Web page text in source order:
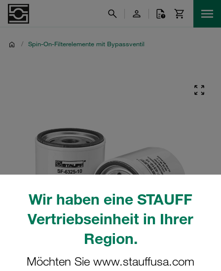
Wir haben eine STAUFF
Vertriebseinheit in Ihrer
Region.
Möchten Sie www.stauffusa.com
/ Spin-On-Filterelemente mit Bypassventil